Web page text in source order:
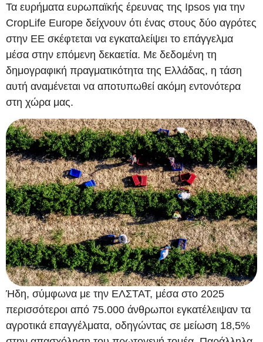
Τα ευρήματα ευρωπαϊκής έρευνας της Ipsos για την
CropLife Europe δείχνουν ότι ένας στους δύο αγρότες
στην ΕΕ σκέφτεται να εγκαταλείψει το επάγγελμα
μέσα στην επόμενη δεκαετία. Με δεδομένη τη
δημογραφική πραγματικότητα της Ελλάδας, η τάση
αυτή αναμένεται να αποτυπωθεί ακόμη εντονότερα
στη χώρα μας.
Ήδη, σύμφωνα με την ΕΛΣΤΑΤ, μέσα στο 2025
περισσότεροι από 75.000 άνθρωποι εγκατέλειψαν τα
αγροτικά επαγγέλματα, οδηγώντας σε μείωση 18,5%